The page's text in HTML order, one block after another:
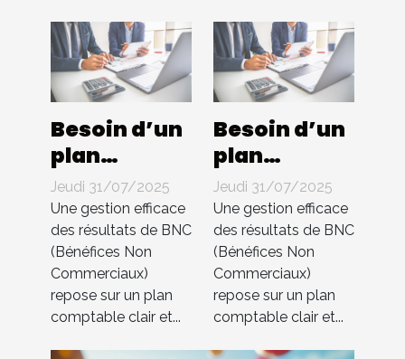
Besoin d’un
plan
comptable
pour BNC ?
Compta 4
You
s’occupe de
tout !
Jeudi 31/07/2025
Une gestion efficace
des résultats de BNC
(Bénéfices Non
Commerciaux)
repose sur un plan
comptable clair et...
Besoin d’un
plan
comptable
pour BNC ?
Compta 4
You
s’occupe de
tout !
Jeudi 31/07/2025
Une gestion efficace
des résultats de BNC
(Bénéfices Non
Commerciaux)
repose sur un plan
comptable clair et...